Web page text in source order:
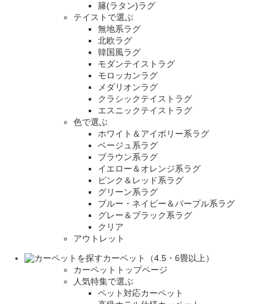
籐(ラタン)ラグ
テイストで選ぶ
無地系ラグ
北欧ラグ
韓国風ラグ
モダンテイストラグ
モロッカンラグ
メダリオンラグ
クラシックテイストラグ
エスニックテイストラグ
色で選ぶ
ホワイト＆アイボリー系ラグ
ベージュ系ラグ
ブラウン系ラグ
イエロー＆オレンジ系ラグ
ピンク＆レッド系ラグ
グリーン系ラグ
ブルー・ネイビー＆パープル系ラグ
グレー＆ブラック系ラグ
クリア
アウトレット
カーペット（4.5・6畳以上）
カーペットトップページ
人気特集で選ぶ
ペット対応カーペット